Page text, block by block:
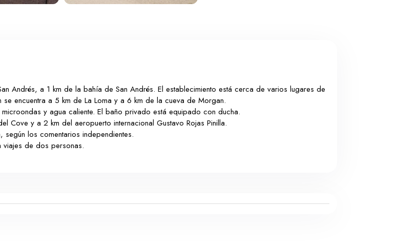
Andrés, a 1 km de la bahía de San Andrés. El establecimiento está cerca de varios lugares de
encuentra a 5 km de La Loma y a 6 km de la cueva de Morgan.
y agua caliente. El baño privado está equipado con ducha.
Cove y a 2 km del aeropuerto internacional Gustavo Rojas Pinilla.
los comentarios independientes.
de dos personas.